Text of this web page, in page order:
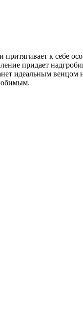
к себе
придает
идеальным